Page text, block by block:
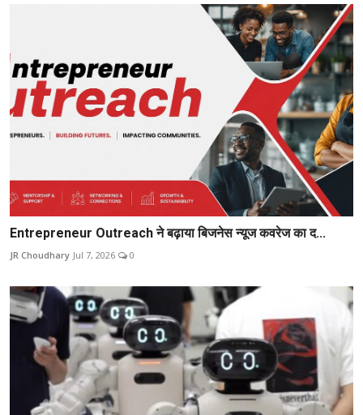
Entrepreneur Outreach ने बढ़ाया बिजनेस न्यूज कवरेज का द...
JR Choudhary Jul 7, 2026 0